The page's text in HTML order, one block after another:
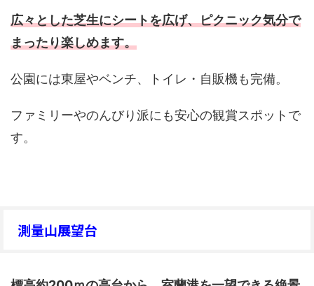
広々とした芝生にシートを広げ、ピクニック気分で
まったり楽しめます。
公園には東屋やベンチ、トイレ・自販機も完備。
ファミリーやのんびり派にも安心の観賞スポットで
す。
測量山展望台